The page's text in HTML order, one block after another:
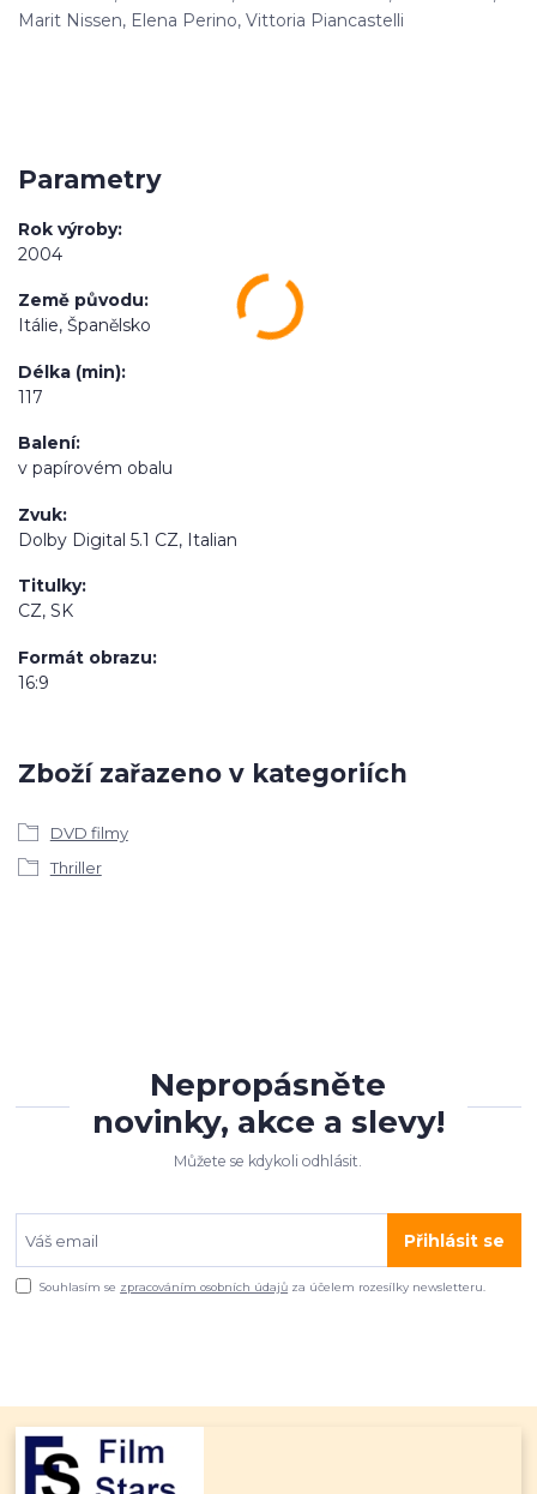
Marit Nissen, Elena Perino, Vittoria Piancastelli
Parametry
Rok výroby
2004
Země původu
Itálie, Španělsko
Délka (min)
117
Balení
v papírovém obalu
Zvuk
Dolby Digital 5.1 CZ, Italian
Titulky
CZ, SK
Formát obrazu
16:9
Zboží zařazeno v kategoriích
DVD filmy
Thriller
Nepropásněte
novinky, akce a slevy!
Můžete se kdykoli odhlásit.
Přihlásit se
Souhlasím se zpracováním osobních údajů za účelem rozesílky newsletteru.